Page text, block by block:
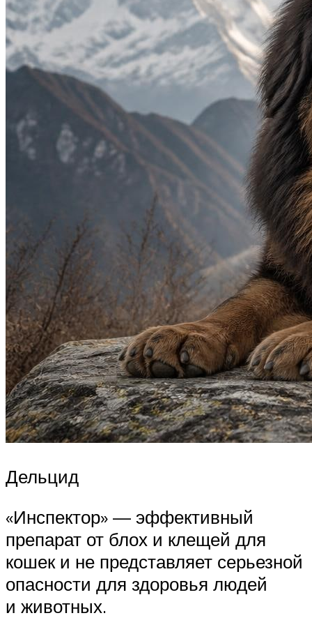
Дельцид
«Инспектор» — эффективный
препарат от блох и клещей для
кошек и не представляет серьезной
опасности для здоровья людей
и животных.